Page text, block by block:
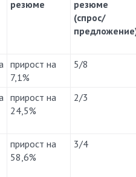
резюме
резюме
(спрос/
прирост на
7,1%
5/8
прирост на
24,5%
2/3
прирост на
58,6%
3/4